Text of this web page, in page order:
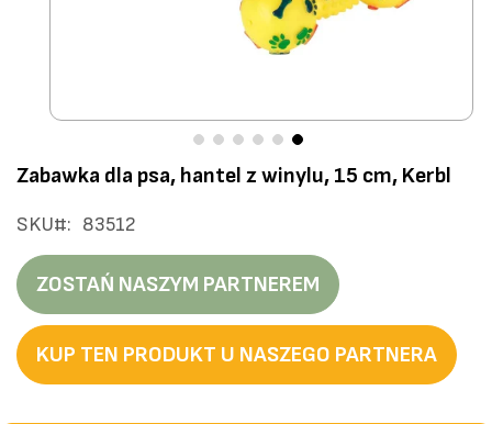
Przejdź
na
początek
galerii
Zabawka dla psa, hantel z winylu, 15 cm, Kerbl
SKU 83512
ZOSTAŃ NASZYM PARTNEREM
KUP TEN PRODUKT U NASZEGO PARTNERA